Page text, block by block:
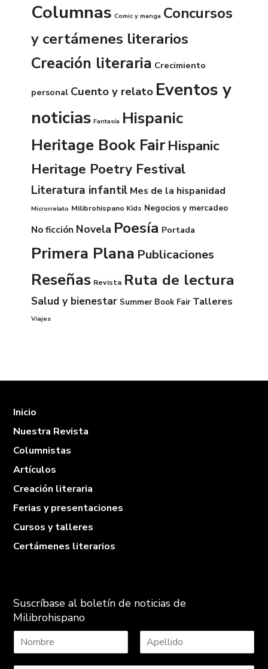
Columnas Comic y manga Concursos
y certámenes literarios
Creación literaria Crecimiento
personal Cuento y relato Eventos y
noticias Fantasía Hispanic
Heritage Book FairHispanic
Heritage Poetry Festival
Literatura infantil Mes de la hispanidad
Microrrelato Milibrohispano Kids Negocios y mercadeo
No ficción Novela Poesía Portada
Primera Plana Publicaciones
Reseñas Revista Ruta de lectura
Salud y bienestar Summer Book Fair Talleres
Viajes
Inicio
Nuestra Revista
Columnistas
Artículos
Creación literaria
Ferias y presentaciones
Cursos y talleres
Certámenes literarios
Suscríbase al boletín de noticias de
Milibrohispano